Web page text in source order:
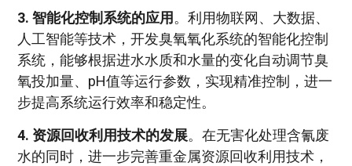
3. 智能化控制系统的应用。利用物联网、大数据、
人工智能等技术，开发臭氧氧化系统的智能化控制
系统，能够根据进水水质和水量的变化自动调节臭
氧投加量、pH值等运行参数，实现精准控制，进一
步提高系统运行效率和稳定性。
4. 资源回收利用技术的发展。在无害化处理含氰废
水的同时，进一步完善重金属资源回收利用技术，